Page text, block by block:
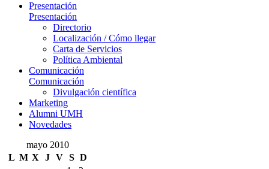
Presentación
Presentación
Directorio
Localización / Cómo llegar
Carta de Servicios
Política Ambiental
Comunicación
Comunicación
Divulgación científica
Marketing
Alumni UMH
Novedades
mayo 2010
L M X J V S D